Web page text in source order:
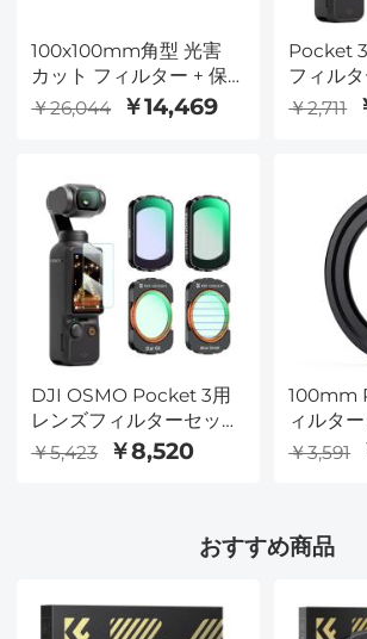
100x100mm角型 光害
カット フィルター + 保
護フレーム X-Pro系列
￥26,044 ￥14,469
Pocket
フィル
装着便
￥2,711
DJI OSMO Pocket 3用
レンズフィルターセット
(1/4ブラックミスト+ブル
ーストリーク+光害カッ
式 装着便利 AGC光学ガ
￥5,423 ￥8,520
100mm
ィルタ
49mm
グ-
￥3,591
おすすめ商品